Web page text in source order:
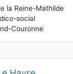
la Reine-Mathilde
social
Couronne